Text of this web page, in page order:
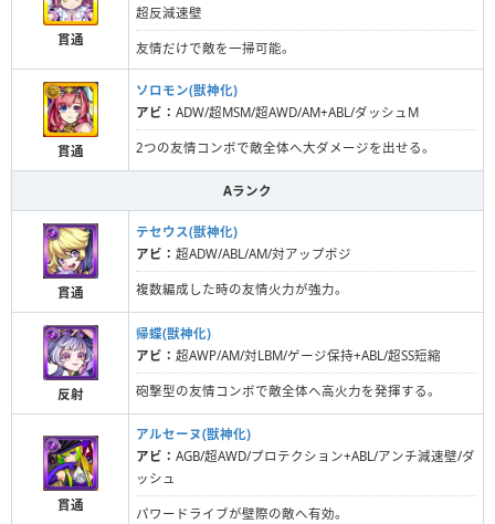
貫通
超反減速壁
友情だけで敵を一掃可能。
貫通
ソロモン(獣神化)
アビ： ADW/超MSM/超AWD/AM+ABL/ダッシュM
2つの友情コンボで敵全体へ大ダメージを出せる。
Aランク
貫通
テセウス(獣神化)
アビ： 超ADW/ABL/AM/対アップポジ
複数編成した時の友情火力が強力。
反射
帰蝶(獣神化)
アビ： 超AWP/AM/対LBM/ゲージ保持+ABL/超SS短縮
砲撃型の友情コンボで敵全体へ高火力を発揮する。
貫通
アルセーヌ(獣神化)
アビ： AGB/超AWD/プロテクション+ABL/アンチ減速壁/ダ
ッシュ
パワードライブが壁際の敵へ有効。